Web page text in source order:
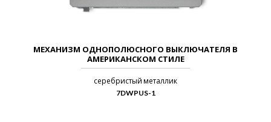
МЕХАНИЗМ ОДНОПОЛЮСНОГО ВЫКЛЮЧАТЕЛЯ В
АМЕРИКАНСКОМ СТИЛЕ
серебристый металлик
7DWPUS-1